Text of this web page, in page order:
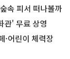
속 피서 떠나볼까
관' 무료 상영
·어린이 체력장